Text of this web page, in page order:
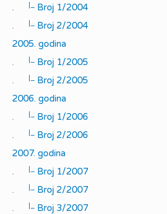
.
|_
Broj 1/2004
.
|_
Broj 2/2004
2005. godina
.
|_
Broj 1/2005
.
|_
Broj 2/2005
2006. godina
.
|_
Broj 1/2006
.
|_
Broj 2/2006
2007. godina
.
|_
Broj 1/2007
.
|_
Broj 2/2007
.
|_
Broj 3/2007